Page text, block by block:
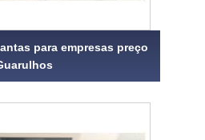
para empresas preço